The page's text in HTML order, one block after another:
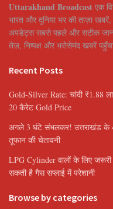
Uttarakhand Broadcast एक
भारत और दुनिया भर की ताज़ा
अपडेट्स सबसे पहले और सटीक
तेज़, निष्पक्ष और भरोसेमंद खबरें
Recent Posts
Gold-Silver Rate: चांदी ₹1.88
20 कैरेट Gold Price
अगले 3 घंटे संभलकर! उत्तराखंड के
तूफान की चेतावनी
LPG Cylinder वालों के लिए
सकती है गैस सप्लाई में परेशानी
Browse by categories